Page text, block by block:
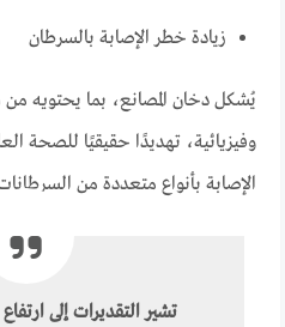
زيادة خطر الإصابة بالسرطان
يُشكل دخان المصانع، بما يحتويه
وفيزيائية، تهديدًا حقيقيًا للصحة
الإصابة بأنواع متعددة من
تشير التقديرات إلى